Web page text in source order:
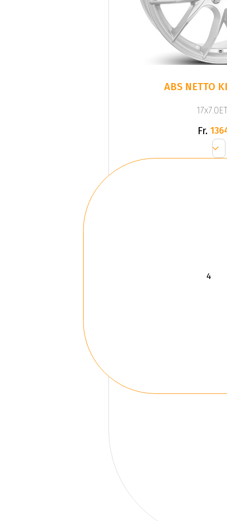
ABS NETTO
Fr.